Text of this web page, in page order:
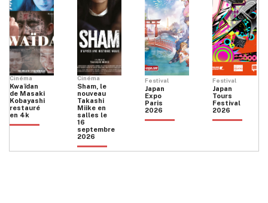
Cinéma
Kwaïdan
de Masaki
Kobayashi
restauré
en 4k
Cinéma
Sham, le
nouveau
Takashi
Miike en
salles le
16
septembre
2026
Festival
Japan
Expo
Paris
2026
Festival
Japan
Tours
Festival
2026